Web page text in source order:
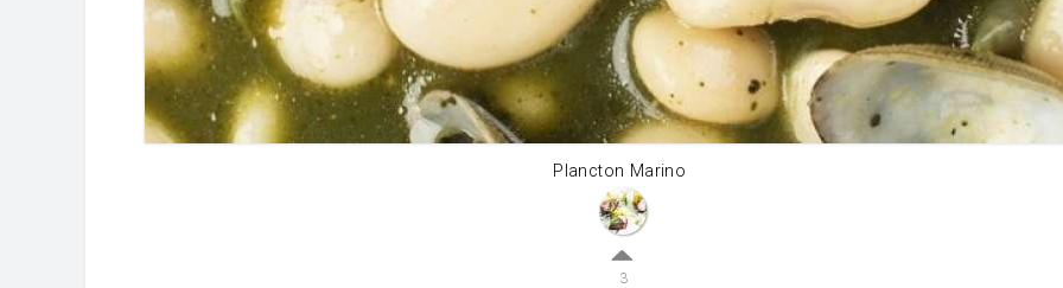
Plancton Marino
3